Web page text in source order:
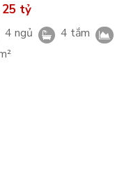
25 tỷ
4 ngủ
4 tắm